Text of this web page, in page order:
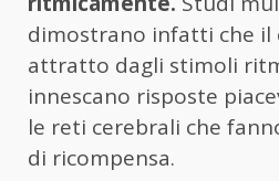
dimostrano infatti che il
attratto dagli stimoli
innescano risposte
le reti cerebrali che
di ricompensa.